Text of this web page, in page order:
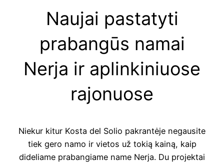
Naujai pastatyti
prabangūs namai
Nerja ir aplinkiniuose
rajonuose
Niekur kitur Kosta del Solio pakrantėje negausite
tiek gero namo ir vietos už tokią kainą, kaip
dideliame prabangiame name Nerja. Du projektai